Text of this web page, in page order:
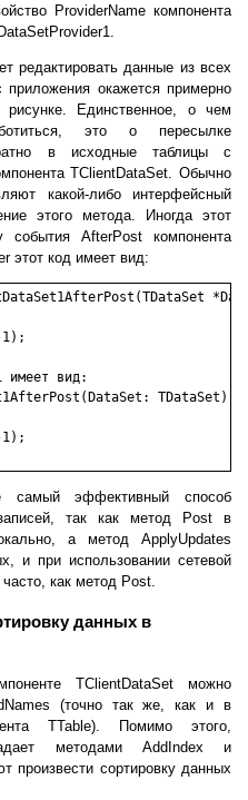
ProviderName компонента
редактировать данные из всех
окажется примерно
Единственное, о чем
это о пересылке
в исходные таблицы с
TClientDataSet. Обычно
какой-либо интерфейсный
этого метода. Иногда этот
события AfterPost компонента
этот код имеет вид:
1);
имеет вид:
TDataSet);
1);
эффективный способ
записей, так как метод Post в
а метод ApplyUpdates
и при использовании сетевой
кaк метод Post.
данных в
TClientDataSet можно
(точно так же, как и в
TTable). Помимо этого,
методами AddIndex и
произвести сортировку данных